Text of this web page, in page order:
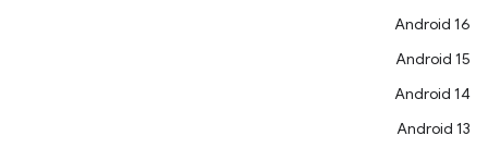
Android 16
Android 15
Android 14
Android 13